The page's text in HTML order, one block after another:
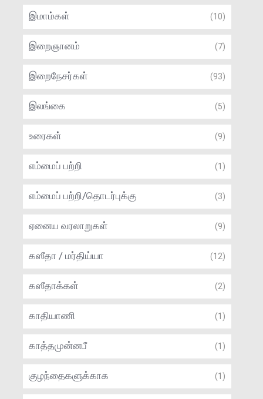
இமாம்கள் (10)
இறைஞானம் (7)
இறைநேசர்கள் (93)
இலங்கை (5)
உரைகள் (9)
எம்மைப் பற்றி (1)
எம்மைப் பற்றி/தொடர்புக்கு (3)
ஏனைய வரலாறுகள் (9)
கஸீதா / மர்திய்யா (12)
கஸீதாக்கள் (2)
காதியாணி (1)
காத்தமுன்னபீ (1)
குழந்தைகளுக்காக (1)